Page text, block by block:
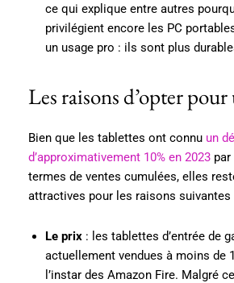
ce qui explique entre autres
privilégient encore les PC
un usage pro : ils sont plus
Les raisons d’opter
Bien que les tablettes ont connu un
d’approximativement 10% en 2023
termes de ventes cumulées, elles
attractives pour les raisons suivantes
Le prix : les tablettes d’entrée de
actuellement vendues à moins de
l’instar des Amazon Fire. Malgré